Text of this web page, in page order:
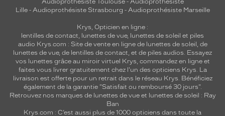
Détails
techniques
Genre
Audioprothésiste Toulouse- Audioprothésiste
Lille- Audioprothésiste Strasbourg - Audioprothésiste Marseille
Krys, Opticien en ligne :
lentilles de contact, lunettes de vue, lunettes de soleil et piles
audio Krys.com : Site de vente en ligne de lunettes de soleil, de
lunettes de vue, de lentilles de contact, et de piles audios. Essayez
vos lunettes grâce au miroir virtuel Krys, commandez en ligne et
faites vous livrer gratuitement chez l'un des opticiens Krys. La
livraison est offerte pour un retrait dans le réseau Krys. Bénéficiez
également de la garantie "Satisfait ou remboursé 30 jours".
Retrouvez nos marques de lunettes de vue et lunettes de soleil : Ray
Ban
Krys.com : C’est aussi plus de 1000 opticiens dans toute la